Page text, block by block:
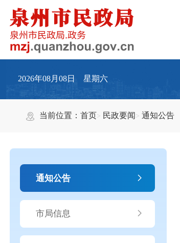
2026年08月08日 星期六
当前位置：首页 民政要闻 通知公告
通知公告
市局信息